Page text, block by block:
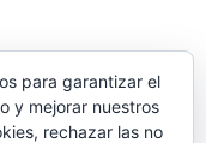
para garantizar el
y mejorar nuestros
rechazar las no